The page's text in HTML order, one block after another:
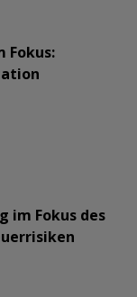
Fokus:
im Fokus des